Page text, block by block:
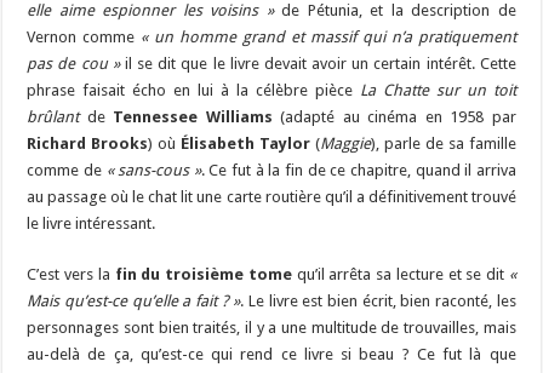
elle aime espionner les voisins »de Pétunia, et la description de
Vernon comme « un homme grand et massif qui n’a pratiquement
pas de cou »il se dit que le livre devait avoir un certain intérêt. Cette
phrase faisait écho en lui à la célèbre pièce La Chatte sur un toit
brûlantde Tennessee Williams (adapté au cinéma en 1958 par
Richard Brooks) où Élisabeth Taylor (Maggie), parle de sa famille
comme de « sans-cous ». Ce fut à la fin de ce chapitre, quand il arriva
au passage où le chat lit une carte routière qu’il a définitivement trouvé
le livre intéressant.
C’est vers la fin du troisième tomequ’il arrêta sa lecture et se dit «
Mais qu’est-ce qu’elle a fait ? ». Le livre est bien écrit, bien raconté, les
personnages sont bien traités, il y a une multitude de trouvailles, mais
au-delà de ça, qu’est-ce qui rend ce livre si beau ? Ce fut là que